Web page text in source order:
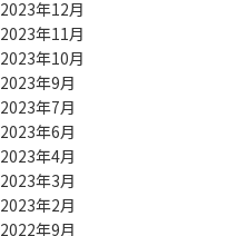
2023年12月
2023年11月
2023年10月
2023年9月
2023年7月
2023年6月
2023年4月
2023年3月
2023年2月
2022年9月